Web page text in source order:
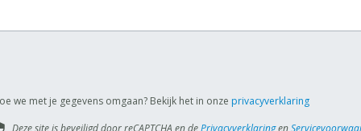
we met je gegevens omgaan? Bekijk het in onze privacyverklaring
Deze site is beveiligd door reCAPTCHA en dePrivacyverklaringen